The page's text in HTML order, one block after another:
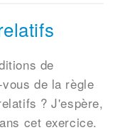
de
de la règle
? J'espère,
cet exercice.